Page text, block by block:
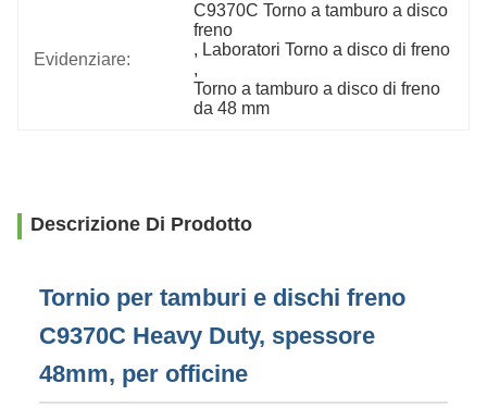
Evidenziare:
C9370C Torno a tamburo a disco
freno
, Laboratori Torno a disco di freno
,
Torno a tamburo a disco di freno
da 48 mm
Descrizione Di Prodotto
Tornio per tamburi e dischi freno
C9370C Heavy Duty, spessore
48mm, per officine